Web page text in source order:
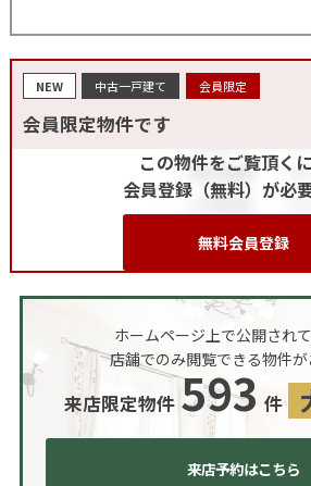
NEW 中古一戸建て 会員限定
会員限定物件です
この物件をご覧頂くに
会員登録（無料）が必要
無料会員登録
ホームページ上で公開されて
店舗でのみ閲覧できる物件
来店限定物件 593 件
来店予約はこちら